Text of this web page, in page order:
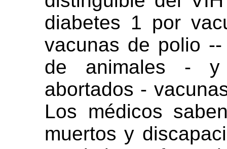
diabetes 1 por
vacunas de polio
de animales -
abortados -
Los médicos
muertos y